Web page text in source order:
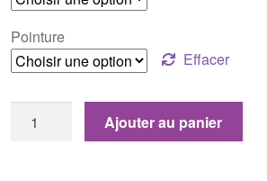
Pointure
Effacer
Ajouter au panier